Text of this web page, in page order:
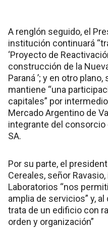
A renglón seguido, el
institución continuará
‘Proyecto de
construcción de la
Paraná ’; y en otro plano,
mantiene “una
capitales” por
Mercado Argentino de
integrante del consorcio
SA.
Por su parte, el
Cereales, señor
Laboratorios “nos
amplia de servicios” y,
trata de un edificio con
orden y organización”